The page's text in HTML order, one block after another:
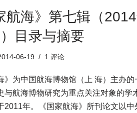
航海》第七辑（
目录与摘要
06-19 1 评论
》为中国航海博物馆（上 海）主办的
与航海博物研究为重点关注对象的学
2011年。《国家航海》所刊论文以中